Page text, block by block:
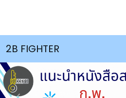
2B FIGHTER